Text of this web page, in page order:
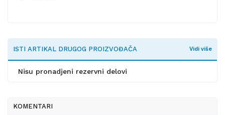
ISTI ARTIKAL DRUGOG PROIZVOĐAČA Vidi više
Nisu pronadjeni rezervni delovi
KOMENTARI